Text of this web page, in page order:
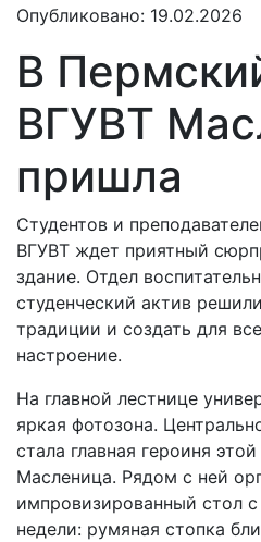
Опубликовано: 19.02.2026
В
ВГУВТ
пришла
Студентов и
ВГУВТ ждет приятный
здание. Отдел
студенческий актив
традиции и создать для
настроение.
На главной лестнице
яркая фотозона.
стала главная героиня
Масленица. Рядом с ней
импровизированный стол
недели: румяная стопка